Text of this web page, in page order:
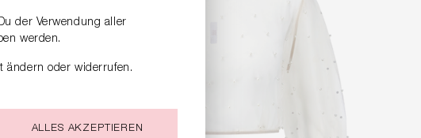
der Verwendung aller
werden.
ändern oder widerrufen.
ALLES AKZEPTIEREN